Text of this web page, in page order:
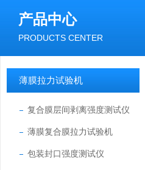
产品中心
PRODUCTS CENTER
薄膜拉力试验机
复合膜层间剥离强度测试仪
薄膜复合膜拉力试验机
包装封口强度测试仪